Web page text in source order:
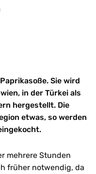
Sie wird
in der Türkei als
hergestellt. Die
etwas, so werden
mehrere Stunden
früher notwendig, da